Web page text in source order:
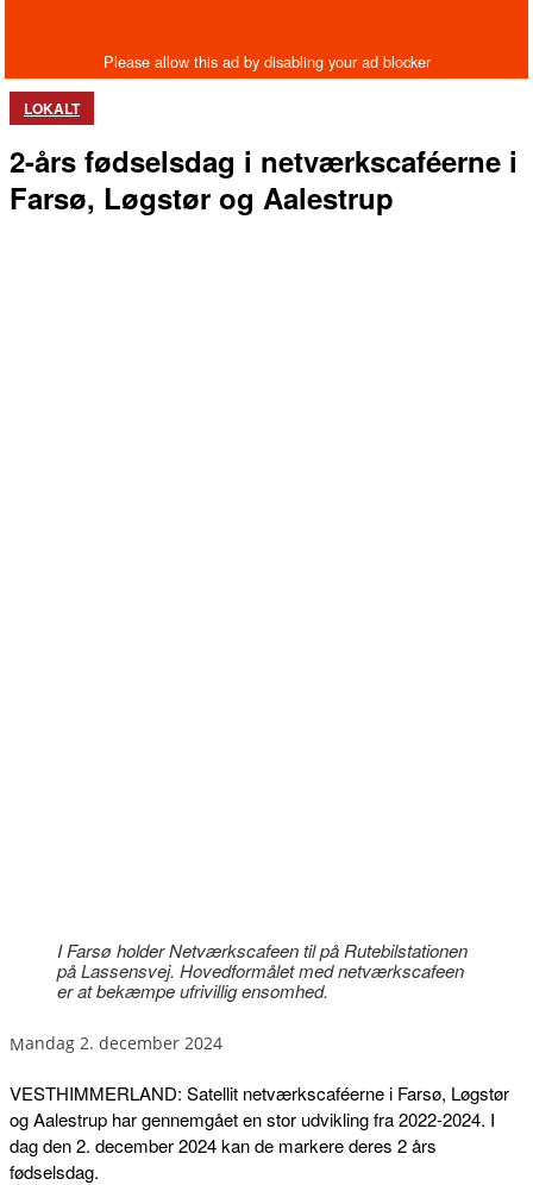
LOKALT
2-års fødselsdag i netværkscaféerne i
Farsø, Løgstør og Aalestrup
I Farsø holder Netværkscafeen til på Rutebilstationen
på Lassensvej. Hovedformålet med netværkscafeen
er at bekæmpe ufrivillig ensomhed.
mandag 2. december 2024
VESTHIMMERLAND: Satellit netværkscaféerne i Farsø, Løgstør
og Aalestrup har gennemgået en stor udvikling fra 2022-2024. I
dag den 2. december 2024 kan de markere deres 2 års
fødselsdag.